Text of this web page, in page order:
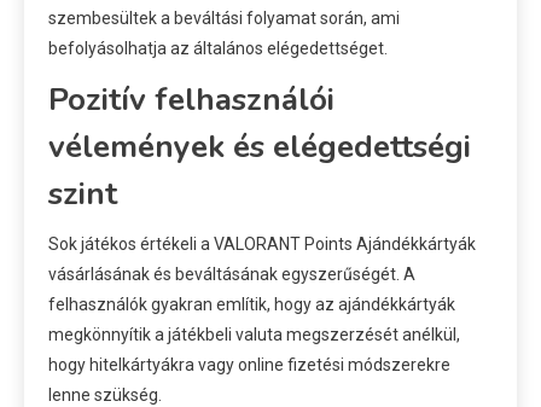
szembesültek a beváltási folyamat során, ami
befolyásolhatja az általános elégedettséget.
Pozitív felhasználói
vélemények és elégedettségi
szint
Sok játékos értékeli a VALORANT Points Ajándékkártyák
vásárlásának és beváltásának egyszerűségét. A
felhasználók gyakran említik, hogy az ajándékkártyák
megkönnyítik a játékbeli valuta megszerzését anélkül,
hogy hitelkártyákra vagy online fizetési módszerekre
lenne szükség.